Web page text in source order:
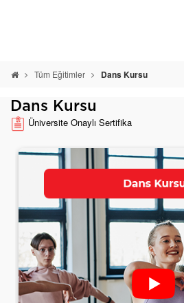
Tüm Eğitimler Dans Kursu
Dans Kursu
Üniversite Onaylı Sertifika